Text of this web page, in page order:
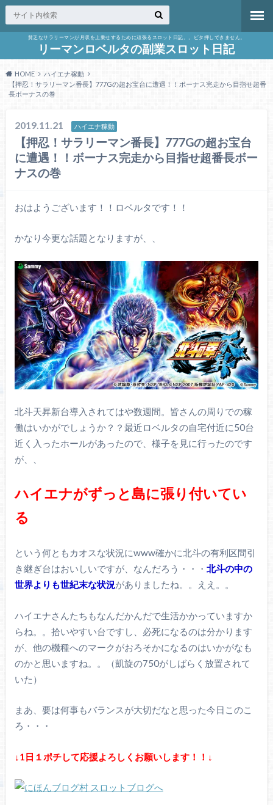
貧乏なサラリーマンが月収を上乗せするために頑張るスロット日記。。ビタ押しできません。
リーマンロベルタの副業スロット日記
HOME
ハイエナ稼動
【押忍！サラリーマン番長】777Gの超お宝台に遭遇！！ボーナス完走から目指せ超番
長ボーナスの巻
2019.11.21 ハイエナ稼動
【押忍！サラリーマン番長】777Gの超お宝台
に遭遇！！ボーナス完走から目指せ超番長ボー
ナスの巻
おはようございます！！ロベルタです！！
かなり今更な話題となりますが、、
北斗天昇新台導入されてはや数週間。皆さんの周りでの稼
働はいかがでしょうか？？最近ロベルタの自宅付近に50台
近く入ったホールがあったので、様子を見に行ったのです
が、、
ハイエナがずっと島に張り付いてい
る
という何ともカオスな状況にwww確かに北斗の有利区間引
き継ぎ台はおいしいですが、なんだろう・・・ 北斗の中の
世界よりも世紀末な状況がありましたね。。ええ。。
ハイエナさんたちもなんだかんだで生活かかっていますか
らね。。拾いやすい台ですし、必死になるのは分かります
が、他の機種へのマークがおろそかになるのはいかがなも
のかと思いますね。。（凱旋の750がしばらく放置されて
いた）
まあ、要は何事もバランスが大切だなと思った今日このこ
ろ・・・
↓1日１ポチして応援よろしくお願いします！！↓